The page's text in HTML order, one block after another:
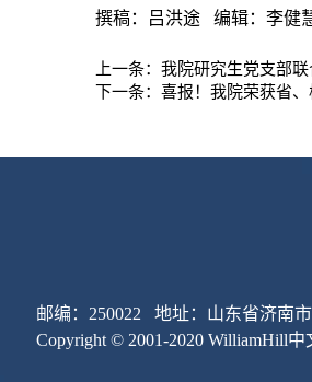
撰稿：吕洪途 编辑：李健
上一条： 我院研究生党支部
下一条： 喜报！我院荣获省
邮编：250022 地址：山东省济南
Copyright © 2001-2020 WilliamHill